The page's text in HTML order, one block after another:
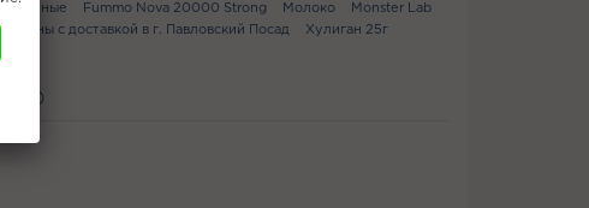
Fummo Nova 20000 Strong Молоко
Monster Lab
Кальяны с доставкой в г. Павловский Посад
Хулиган 25г
(0)